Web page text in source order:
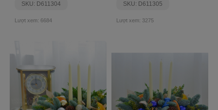
SKU: D611304
Lượt xem: 6684
SKU: D611305
Lượt xem: 3275